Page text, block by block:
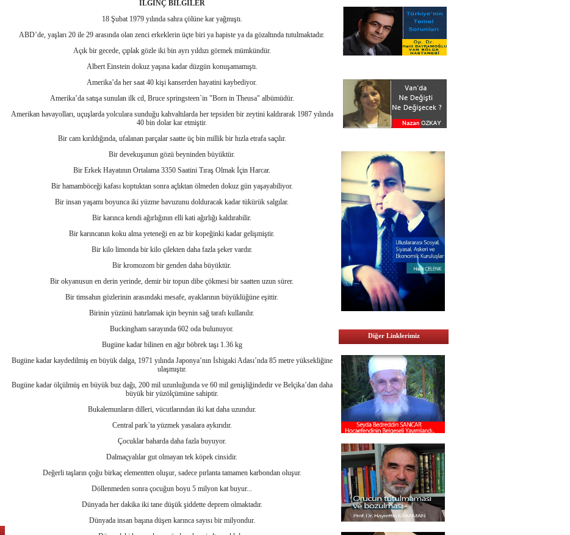
İLGİNÇ BİLGİLER
18 Şubat 1979 yılında sahra çölüne kar yağmıştı.
ABD’de, yaşları 20 ile 29 arasında olan zenci erkeklerin üçte biri ya hapiste ya da gözaltında tutulmaktadır.
Açık bir gecede, çıplak gözle iki bin ayrı yıldızı görmek mümkündür.
Albert Einstein dokuz yaşına kadar düzgün konuşamamıştı.
Amerika’da her saat 40 kişi kanserden hayatini kaybediyor.
Amerika’da satışa sunulan ilk cd, Bruce springsteen`in "Born in Theusa" albümüdür.
Amerikan havayolları, uçuşlarda yolculara sunduğu kahvaltılarda her tepsiden bir zeytini kaldırarak 1987 yılında
40 bin dolar kar etmiştir.
Bir cam kırıldığında, ufalanan parçalar saatte üç bin millik bir hızla etrafa saçılır.
Bir devekuşunun gözü beyninden büyüktür.
Bir Erkek Hayatının Ortalama 3350 Saatini Tıraş Olmak İçin Harcar.
Bir hamamböceği kafası koptuktan sonra açlıktan ölmeden dokuz gün yaşayabiliyor.
Bir insan yaşamı boyunca iki yüzme havuzunu dolduracak kadar tükürük salgılar.
Bir karınca kendi ağırlığının elli kati ağırlığı kaldırabilir.
Bir karıncanın koku alma yeteneği en az bir kopeğinki kadar gelişmiştir.
Bir kilo limonda bir kilo çilekten daha fazla şeker vardır.
Bir kromozom bir genden daha büyüktür.
Bir okyanusun en derin yerinde, demir bir topun dibe çökmesi bir saatten uzun sürer.
Bir timsahın gözlerinin arasındaki mesafe, ayaklarının büyüklüğüne eşittir.
Birinin yüzünü hatırlamak için beynin sağ tarafı kullanılır.
Buckingham sarayında 602 oda bulunuyor.
Bugüne kadar bilinen en ağır böbrek taşı 1.36 kg
Bugüne kadar kaydedilmiş en büyük dalga, 1971 yılında Japonya’nın İshigaki Adası’nda 85 metre yüksekliğine
ulaşmıştır.
Bugüne kadar ölçülmüş en büyük buz dağı, 200 mil uzunluğunda ve 60 mil genişliğindedir ve Belçika’dan daha
büyük bir yüzölçümüne sahiptir.
Bukalemunların dilleri, vücutlarından iki kat daha uzundur.
Central park`ta yüzmek yasalara aykırıdır.
Çocuklar baharda daha fazla buyuyor.
Dalmaçyalılar gut olmayan tek köpek cinsidir.
Değerli taşların çoğu birkaç elementten oluşur, sadece pırlanta tamamen karbondan oluşur.
Döllenmeden sonra çocuğun boyu 5 milyon kat buyur...
Dünyada her dakika iki tane düşük şiddette deprem olmaktadır.
Dünyada insan başına düşen karınca sayısı bir milyondur.
Diğer Linklerimiz